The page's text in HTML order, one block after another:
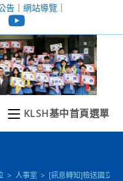
告｜ 網站導覽｜
KLSH基中首頁選單
> 人事室 > [訊息轉知]檢送國立臺